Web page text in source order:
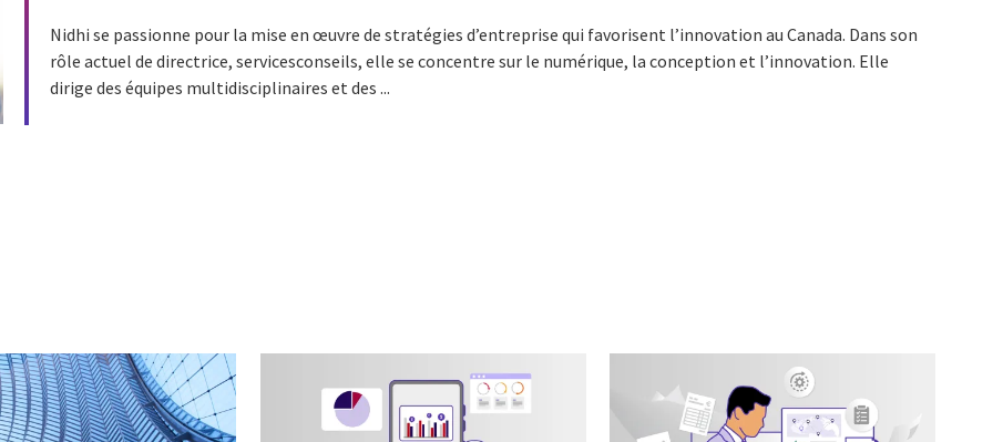
Nidhi se passionne pour la mise en œuvre de stratégies d’entreprise qui favorisent l’innovation au Canada. Dans son
rôle actuel de directrice, servicesconseils, elle se concentre sur le numérique, la conception et l’innovation. Elle
dirige des équipes multidisciplinaires et des ...